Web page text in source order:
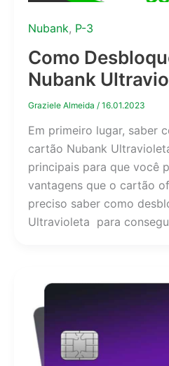
Nubank, P-3
Como
Nubank
Graziele Almeida / 16.01.2023
Em primeiro lugar, saber
cartão Nubank
principais para que você
vantagens que o cartão
preciso saber como
Ultravioleta para